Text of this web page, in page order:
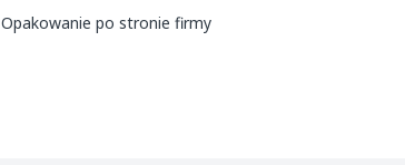
Elfruit kupi wiśnię z ogonkiem 20+ w punetce zamykanej 500g. Opakowanie po stronie firmy